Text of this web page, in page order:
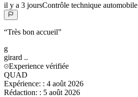
il y a 3 joursContrôle technique automobile
“Très bon accueil”
g
girard ..
Experience vérifiée
QUAD
Expérience: : 4 août 2026
Rédaction: : 5 août 2026